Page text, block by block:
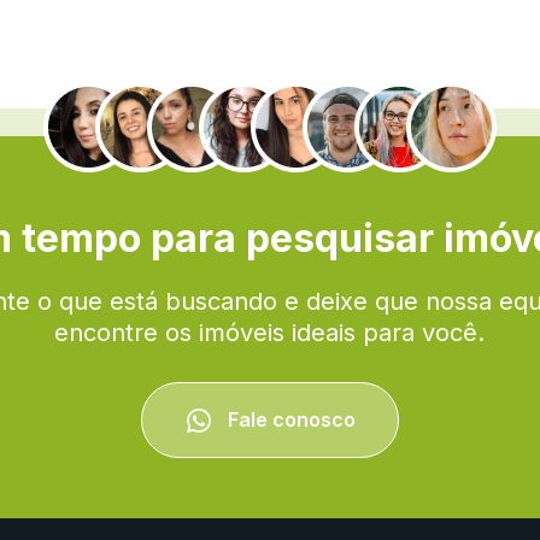
.
tempo para pesquisar
o que está buscando e deixe que nossa
encontre os imóveis ideais para você.
Fale conosco